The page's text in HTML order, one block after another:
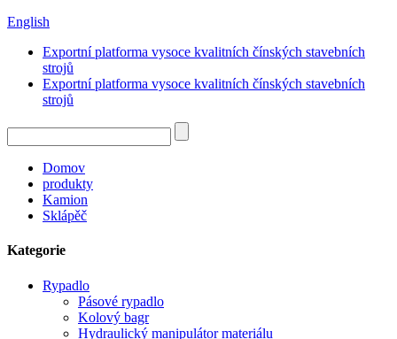
English
Exportní platforma vysoce kvalitních čínských stavebních
strojů
Exportní platforma vysoce kvalitních čínských stavebních
strojů
Domov
produkty
Kamion
Sklápěč
Kategorie
Rypadlo
Pásové rypadlo
Kolový bagr
Hydraulický manipulátor materiálu